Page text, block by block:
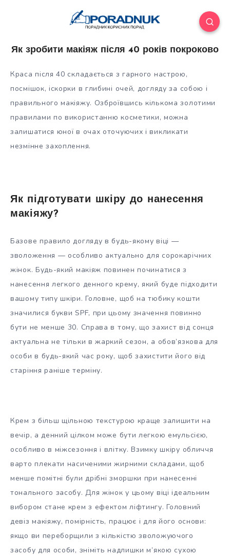
Як зробити макіяж після 40 років покроково
Краса після 40 складається з гарного настрою,
посмішок, іскорки в глибині очей, догляду за собою і
правильного макіяжу. Озброївшись кількома золотими
правилами по використанню косметики, можна
залишатися юної в очах оточуючих і викликати
незмінне захоплення.
Як підготувати шкіру до нанесення
макіяжу?
Базове правило догляду в будь-якому віці —
зволоження — особливо актуально для сорокарічних
жінок. Будь-який макіяж повинен починатися з
нанесення легкого денного крему, який буде підходити
вашому типу шкіри. Головне, щоб на тюбику кошти
значилися букви SPF, при цьому значення повинно
бути не менше 30. Справа в тому, що захист від сонця
актуальна не тільки в жаркий сезон, а обов’язкова для
особи в будь-який час року, щоб захистити його від
старіння раніше терміну.
Крем з більш щільною текстурою краще залишити на
вечір, а денний цілком може бути легкою емульсією,
особливо в міжсезоння і влітку. Взимку шкіру обличчя
варто плекати насиченими жирними складами, щоб
менше помітні були дрібні зморшки при нанесенні
тонального засобу. Для жінок у цьому віці ідеальним
вибором стане крем з ефектом ліфтингу. Головний
девіз макіяжу, помірність, працює і для його основи:
якщо ви переборщили з кількістю зволожуючого
засобу для особи, зніміть надлишки м’якою сухою